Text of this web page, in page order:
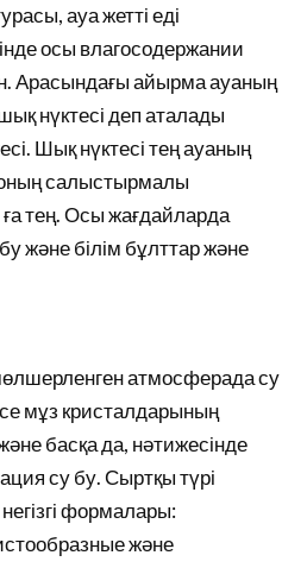
ауа жетті еді
осы влагосодержании
Арасындағы айырма ауаның
нүктесі деп аталады
Шық нүктесі тең ауаның
салыстырмалы
тең. Осы жағдайларда
және білім бұлттар және
атмосферада су
мұз кристалдарының
басқа да, нәтижесінде
су бу. Сыртқы түрі
формалары:
және